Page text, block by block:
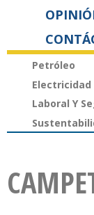
Petróleo
Electricidad
Laboral Y